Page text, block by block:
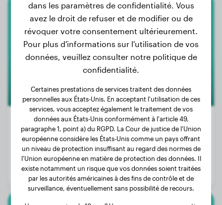
Beagle
250+
Poids:
9 - 11 kg
Taille:
33 - 41 cm
Espérance de vie:
12 - 15 ans
dans les paramètres de confidentialité. Vous
avez le droit de refuser et de modifier ou de
révoquer votre consentement ultérieurement.
Pour plus d'informations sur l'utilisation de vos
données, veuillez consulter notre politique de
confidentialité.
Certaines prestations de services traitent des données
personnelles aux États-Unis. En acceptant l'utilisation de ces
services, vous acceptez également le traitement de vos
données aux États-Unis conformément à l'article 49,
paragraphe 1, point a) du RGPD. La Cour de justice de l'Union
européenne considère les États-Unis comme un pays offrant
un niveau de protection insuffisant au regard des normes de
l'Union européenne en matière de protection des données. Il
existe notamment un risque que vos données soient traitées
par les autorités américaines à des fins de contrôle et de
surveillance, éventuellement sans possibilité de recours.